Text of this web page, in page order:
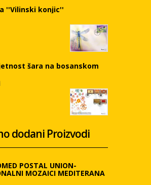
''Vilinski konjic''
šara na bosanskom
dodani Proizvodi
POSTAL UNION-
MOZAICI MEDITERANA